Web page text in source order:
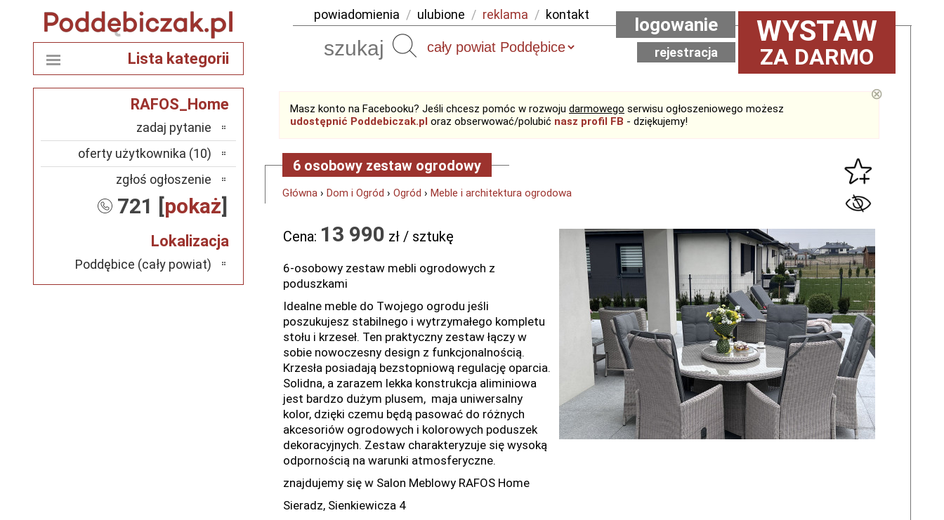
powiadomienia / ulubione / reklama / kontakt
Szukaj WYSTAW
ZA DARMO
logowanie
rejestracja
Masz konto na Facebooku? Jeśli chcesz pomóc w rozwoju darmowego serwisu ogłoszeniowego możesz
udostępnić Poddebiczak.pl oraz obserwować/polubić nasz profil FB - dziękujemy!
⊗
6 osobowy zestaw ogrodowy
Główna › Dom i Ogród › Ogród › Meble i architektura ogrodowa
Cena: 13 990 zł / sztukę
6-osobowy zestaw mebli ogrodowych z
poduszkami
Idealne meble do Twojego ogrodu jeśli
poszukujesz stabilnego i wytrzymałego kompletu
stołu i krzeseł. Ten praktyczny zestaw łączy w
sobie nowoczesny design z funkcjonalnością.
Krzesła posiadają bezstopniową regulację oparcia.
Solidna, a zarazem lekka konstrukcja aliminiowa
jest bardzo dużym plusem, maja uniwersalny
kolor, dzięki czemu będą pasować do różnych
akcesoriów ogrodowych i kolorowych poduszek
dekoracyjnych. Zestaw charakteryzuje się wysoką
odpornością na warunki atmosferyczne.
znajdujemy się w Salon Meblowy RAFOS Home
Sieradz, Sienkiewicza 4
Lista kategorii
RAFOS_Home
zadaj pytanie
oferty użytkownika (10)
zgłoś ogłoszenie
721 [pokaż]
Lokalizacja
Poddębice (cały powiat)